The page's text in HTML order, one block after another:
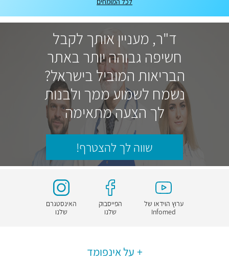
ד"ר, מעניין אותך לקבל
חשיפה גבוהה יותר באתר
הבריאות המוביל בישראל?
נשמח לשמוע ממך ולבנות
לך הצעה מתאימה
שווה לך להצטרף!
ערוץ הוידאו של
Infomed
הפייסבוק
שלנו
האינסטגרם
שלנו
על אינפומד